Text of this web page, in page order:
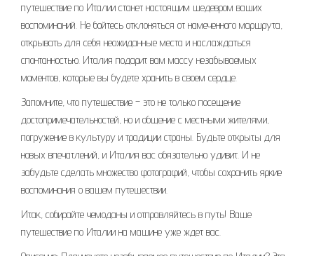
путешествие по Италии станет настоящим шедевром ваших
воспоминаний. Не бойтесь отклоняться от намеченного маршрута,
открывать для себя неожиданные места и наслаждаться
спонтанностью. Италия подарит вам массу незабываемых
моментов, которые вы будете хранить в своем сердце.
Запомните, что путешествие – это не только посещение
достопримечательностей, но и общение с местными жителями,
погружение в культуру и традиции страны. Будьте открыты для
новых впечатлений, и Италия вас обязательно удивит. И не
забудьте сделать множество фотографий, чтобы сохранить яркие
воспоминания о вашем путешествии.
Итак, собирайте чемоданы и отправляйтесь в путь! Ваше
путешествие по Италии на машине уже ждет вас.